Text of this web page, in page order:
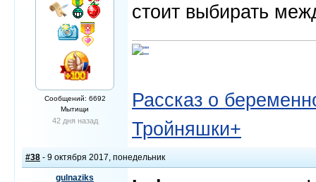
Сообщений: 6692
Мытищи
42 дня назад
стоит выбирать
Рассказ о
Тройняшки+
#38 - 9 октября 2017, понедельник
gulnaziks